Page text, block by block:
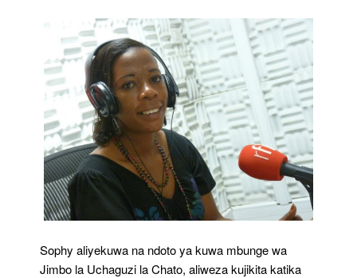
Sophy aliyekuwa na ndoto ya kuwa mbunge wa
Jimbo la Uchaguzi la Chato, aliweza kujikita katika